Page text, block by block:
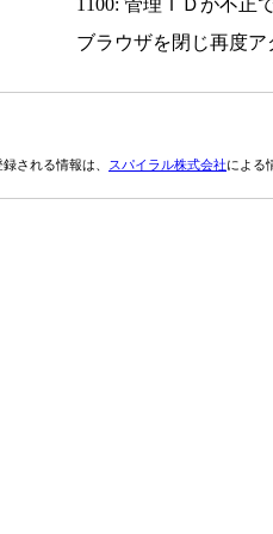
1100: 管理ＩＤが不正
ブラウザを閉じ再度ア
される情報は、 スパイラル株式会社による